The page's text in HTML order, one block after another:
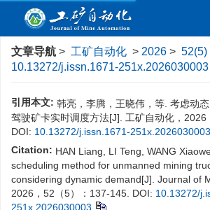
文章导航 > 工矿自动化 > 2026 > 52(5)
10.13272/j.issn.1671-251x.2026030003
引用本文: 韩亮，李腾，王晓伟，等. 考虑动
驾驶矿卡实时调度方法[J]. 工矿自动化，2026
DOI: 10.13272/j.issn.1671-251x.2026030003
Citation: HAN Liang, LI Teng, WANG
scheduling method for unmanned mining
considering dynamic demand[J]. Journal of
2026，52（5）：137-145. DOI: 10.13272/
251x.2026030003